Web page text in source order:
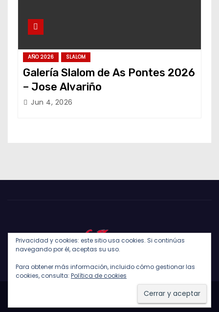
AÑO 2026 SLALOM
Galería Slalom de As Pontes 2026
– Jose Alvariño
Jun 4, 2026
Tema: Newses deThemeansar
Privacidad y cookies: este sitio usa cookies. Si continúas
navegando por él, aceptas su uso.
Para obtener más información, incluido cómo gestionar las
cookies, consulta: Política de cookies